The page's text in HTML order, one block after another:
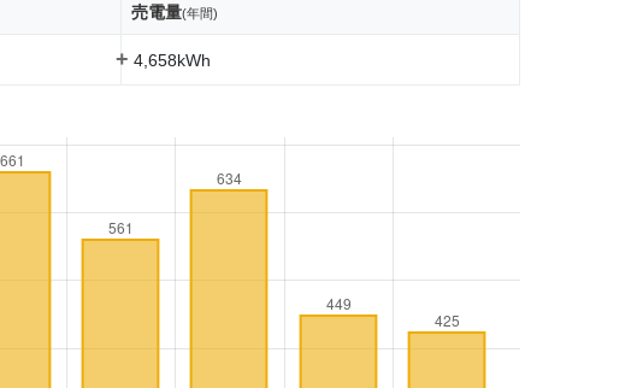
売電量(年間)
+ 4,658kWh